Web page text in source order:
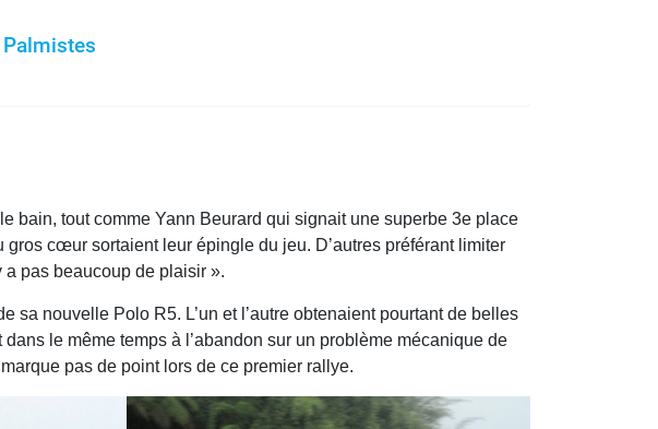
bain, tout comme Yann Beurard qui signait une superbe 3e place
cœur sortaient leur épingle du jeu. D’autres préférant limiter
a pas beaucoup de plaisir ».
sa nouvelle Polo R5. L’un et l’autre obtenaient pourtant de belles
le même temps à l’abandon sur un problème mécanique de
pas de point lors de ce premier rallye.